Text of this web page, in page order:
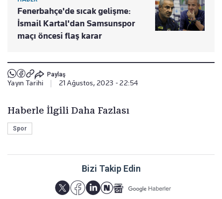
Fenerbahçe'de sıcak gelişme:
İsmail Kartal'dan Samsunspor
maçı öncesi flaş karar
Paylaş
Yayın Tarihi 21 Ağustos, 2023 - 22:54
Haberle İlgili Daha Fazlası
Spor
Bizi Takip Edin